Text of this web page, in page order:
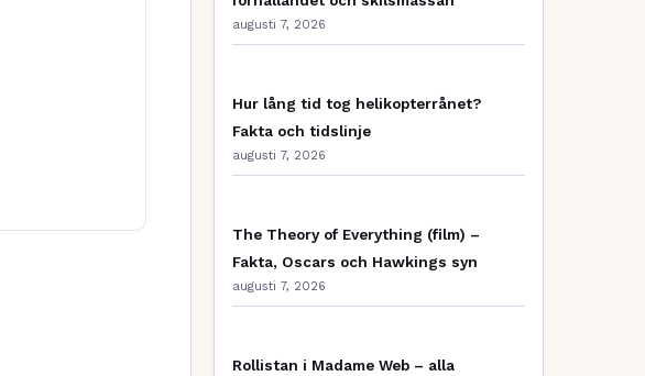
augusti 7, 2026
Hur lång tid tog helikopterrånet?
Fakta och tidslinje
augusti 7, 2026
The Theory of Everything (film) –
Fakta, Oscars och Hawkings syn
augusti 7, 2026
Rollistan i Madame Web – alla